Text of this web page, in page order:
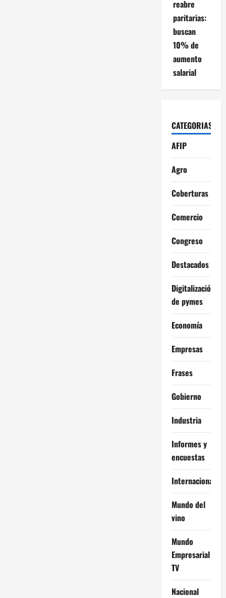
reabre
paritarias:
buscan
10% de
aumento
salarial
CATEGORIAS
AFIP
Agro
Coberturas
Comercio
Congreso
Destacados
Digitalización
de pymes
Economía
Empresas
Frases
Gobierno
Industria
Informes y
encuestas
Internacional
Mundo del
vino
Mundo
Empresarial
TV
Nacional